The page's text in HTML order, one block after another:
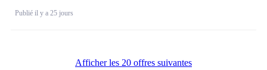
Publié il y a 25 jours
Afficher les 20 offres suivantes